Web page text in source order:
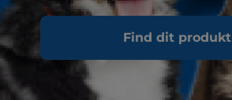
Find dit produkt